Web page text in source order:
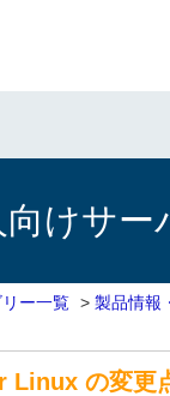
けサー
ー一覧 > 製品情報
Linux の変更